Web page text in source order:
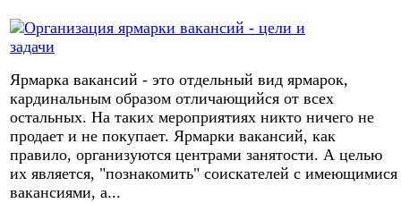
Ярмарка вакансий - это отдельный вид ярмарок,
кардинальным образом отличающийся от всех
остальных. На таких мероприятиях никто ничего не
продает и не покупает. Ярмарки вакансий, как
правило, организуются центрами занятости. А целью
их является, "познакомить" соискателей с имеющимися
вакансиями, а...